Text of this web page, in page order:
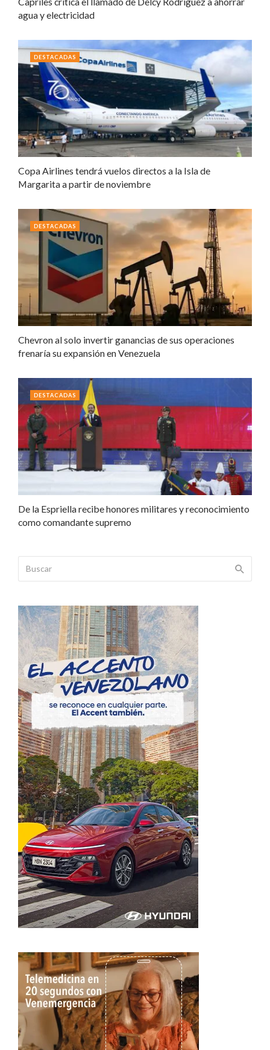
agua y electricidad
Copa Airlines tendrá vuelos directos a la Isla de
Margarita a partir de noviembre
DESTACADAS
Chevron al solo invertir ganancias de sus operaciones
frenaría su expansión en Venezuela
DESTACADAS
De la Espriella recibe honores militares y reconocimiento
como comandante supremo
DESTACADAS